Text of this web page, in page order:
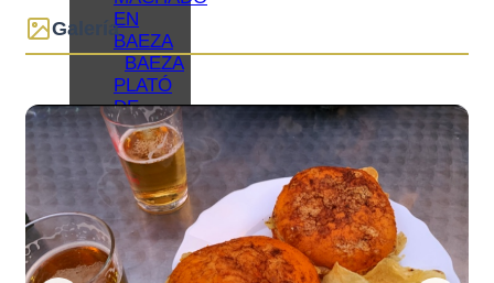
EN
BAEZA
BAEZA
PLATÓ
DE
CINE
BAEZA,
CIUDAD
UNIVERSITARIA
TURISMO
DE
CONGRESOS
Galería